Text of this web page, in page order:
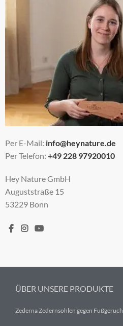
Per E-Mail: info@heynature.de
Per Telefon: +49 228 97920010
Hey Nature GmbH
Auguststraße 15
53229 Bonn
ÜBER UNSERE PRODUKTE
Zederna Zedernsohlen gegen Fußgeruch